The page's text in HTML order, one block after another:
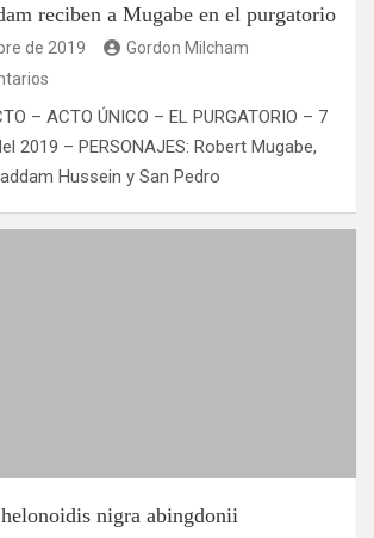
reciben a Mugabe en el purgatorio
de 2019
Gordon Milcham
– ACTO ÚNICO – EL PURGATORIO – 7
2019 – PERSONAJES: Robert Mugabe,
Hussein y San Pedro
nigra abingdonii